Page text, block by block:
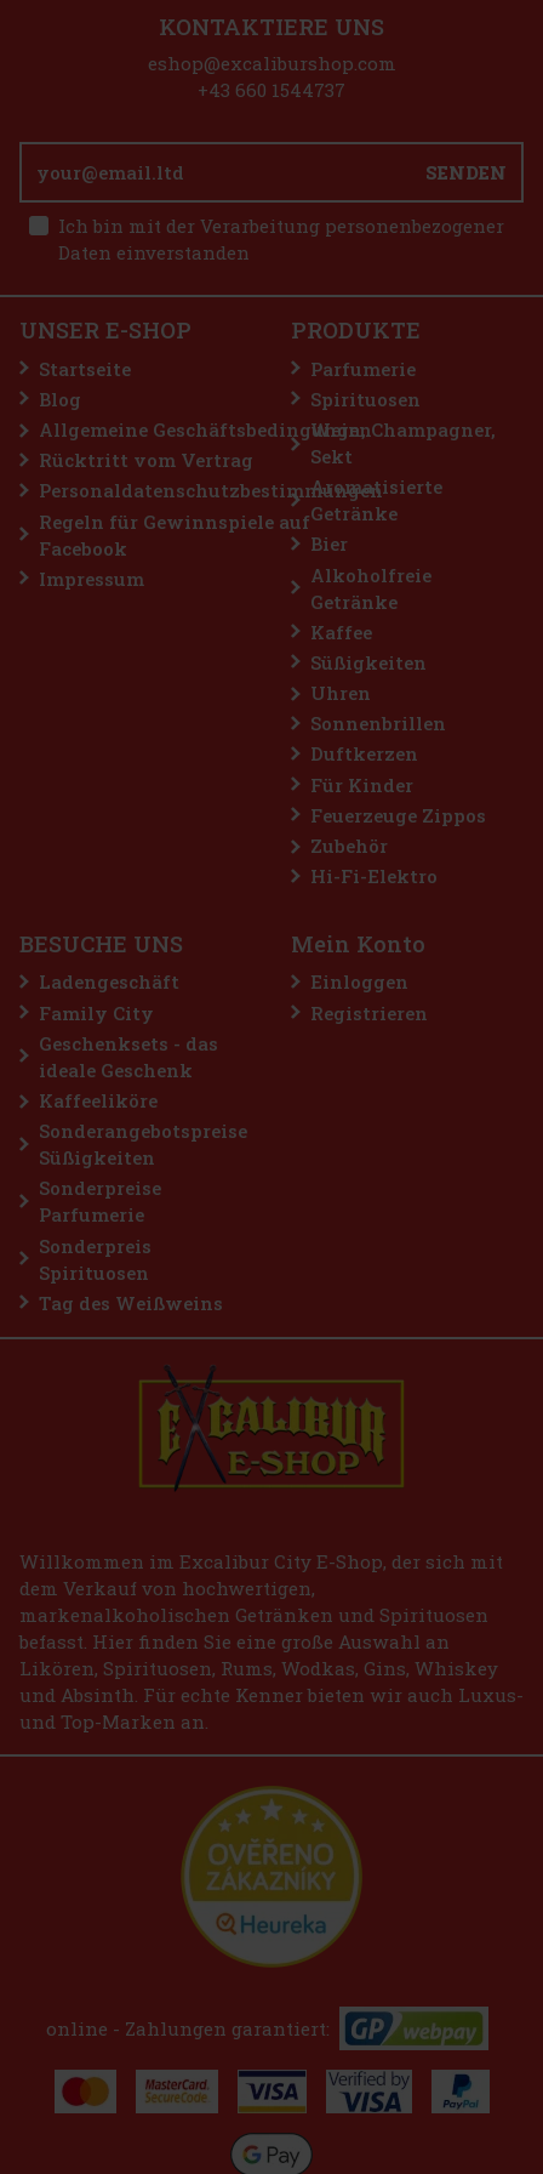
Peelerz Gummy Banana 65g
Bestellen
Airwaves Extreme Dragees Dose 64 g
AUF LAGER(> 5 st)
eine besonders intensive Menthol-Erfrischung wünschen. Die
kraftvolle Kombination aus kühlenden Menthol-Noten sorgt für ein
sofortiges Frischegefühl und lang anhaltenden frischen Atem. Di
2.04 € ohne VAT
Airwaves Cassis Dragees Dose 64 g
AIRWAVES Cool Cassis sind zuckerfreie Kaugummis, die den
intensiven Geschmack von schwarzen Johannisbeeren mit einer
ausgeprägten Menthol-Frische verbinden. Die originelle
SENDEN
Ich bin mit der Verarbeitung personenbezogener
Daten einverstanden
KONTAKTIERE UNS
eshop@excaliburshop.com
+43 660 1544737
UNSER E-SHOP
Startseite
Blog
Allgemeine Geschäftsbedingungen
Rücktritt vom Vertrag
Personaldatenschutzbestimmungen
Regeln für Gewinnspiele auf
Facebook
Impressum
PRODUKTE
Parfumerie
Spirituosen
Wein, Champagner,
Sekt
Aromatisierte
Getränke
Bier
Alkoholfreie
Getränke
Kaffee
Süßigkeiten
Uhren
Sonnenbrillen
Duftkerzen
Für Kinder
Feuerzeuge Zippos
Zubehör
Hi-Fi-Elektro
BESUCHE UNS
Ladengeschäft
Family City
Geschenksets - das
ideale Geschenk
Kaffeeliköre
Sonderangebotspreise
Süßigkeiten
Sonderpreise
Parfumerie
Sonderpreis
Spirituosen
Tag des Weißweins
Mein Konto
Einloggen
Registrieren
Willkommen im Excalibur City E-Shop, der sich mit
dem Verkauf von hochwertigen,
markenalkoholischen Getränken und Spirituosen
befasst. Hier finden Sie eine große Auswahl an
Likören, Spirituosen, Rums, Wodkas, Gins, Whiskey
und Absinth. Für echte Kenner bieten wir auch Luxus-
und Top-Marken an.
online - Zahlungen garantiert: